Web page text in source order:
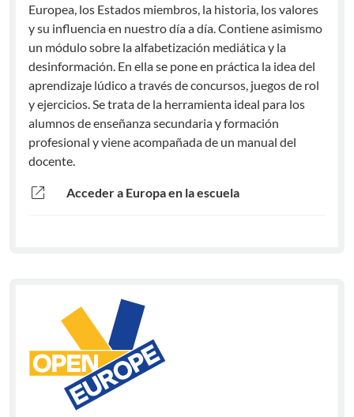
Europea, los Estados miembros, la historia, los valores
y su influencia en nuestro día a día. Contiene asimismo
un módulo sobre la alfabetización mediática y la
desinformación. En ella se pone en práctica la idea del
aprendizaje lúdico a través de concursos, juegos de rol
y ejercicios. Se trata de la herramienta ideal para los
alumnos de enseñanza secundaria y formación
profesional y viene acompañada de un manual del
docente.
open_in_new Acceder a Europa en la escuela